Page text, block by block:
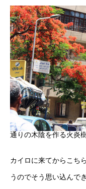
通りの木陰を作る火炎
カイロに来てからこ
うのでそう思い込んで